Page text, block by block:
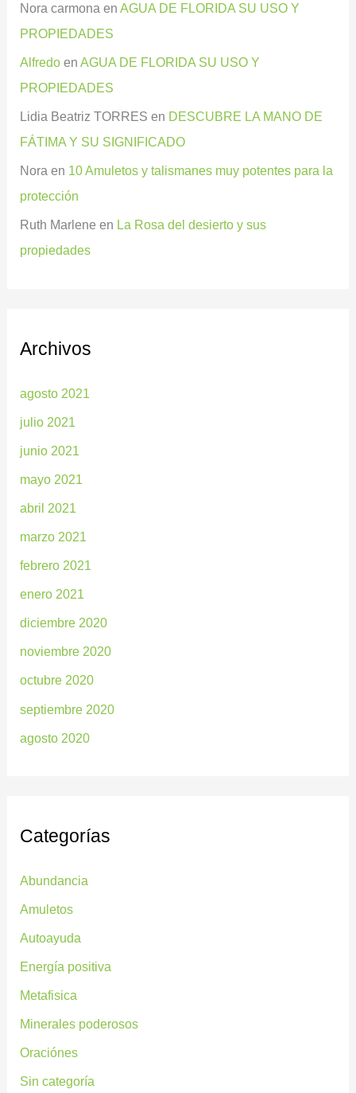
Nora carmona enAGUA DE FLORIDA SU USO Y
PROPIEDADES
Alfredo enAGUA DE FLORIDA SU USO Y
PROPIEDADES
Lidia Beatriz TORRES en DESCUBRE LA MANO DE
FÁTIMA Y SU SIGNIFICADO
Nora en 10 Amuletos y talismanes muy potentes para la
protección
Ruth Marlene en La Rosa del desierto y sus
propiedades
Archivos
agosto 2021
julio 2021
junio 2021
mayo 2021
abril 2021
marzo 2021
febrero 2021
enero 2021
diciembre 2020
noviembre 2020
octubre 2020
septiembre 2020
agosto 2020
Categorías
Abundancia
Amuletos
Autoayuda
Energía positiva
Metafisica
Minerales poderosos
Oraciónes
Sin categoría